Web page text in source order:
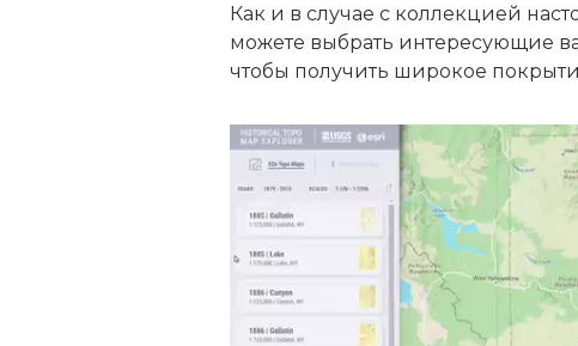
Как и в случае с коллекцией
можете выбрать интересующие
чтобы получить широкое
Видеоплеер